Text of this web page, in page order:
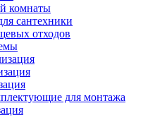
комнаты
сантехники
отходов
для монтажа